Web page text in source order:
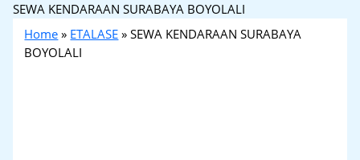
SEWA KENDARAAN SURABAYA BOYOLALI
Home » ETALASE »SEWA KENDARAAN SURABAYA
BOYOLALI